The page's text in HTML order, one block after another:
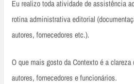
Eu realizo toda atividade de assistência
rotina administrativa editorial
autores, fornecedores etc.).
O que mais gosto da Contexto é a clareza
autores, fornecedores e funcionários.